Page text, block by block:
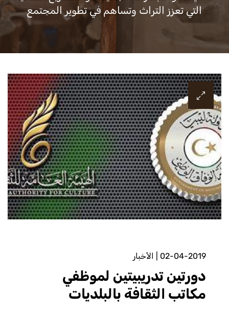
التي تعزز التراث وتساهم في تطوير المجتمع
02-04-2019 الأخبار
دورتين تدريبيتين لموظفي
مكاتب الثقافة بالبلديات